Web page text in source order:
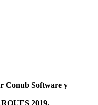
Conub Software y
2019.